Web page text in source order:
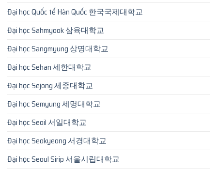
Đại học Quốc tế Hàn Quốc 한국국제대학교
Đại học Sahmyook 삼육대학교
Đại học Sangmyung 상명대학교
Đại học Sehan 세한대학교
Đại học Sejong 세종대학교
Đại học Semyung 세명대학교
Đại học Seoil 서일대학교
Đại học Seokyeong 서경대학교
Đại học Seoul Sirip 서울시립대학교